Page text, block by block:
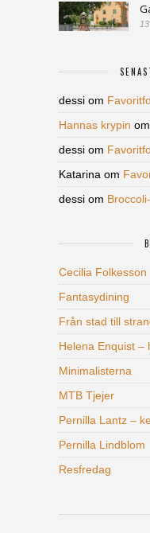
dessi om
Hannas krypin om
dessi om
Katarina om
dessi om
Cecilia Folkesson
Fantasydining
Från stad till
Helena Enquist –
Minimalisterna
MTB Tjejer
Pernilla Lantz –
Pernilla Lindblom
Resfredag